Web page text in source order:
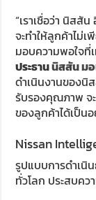
“เราเชื่อว่า นิสสั
จะทำให้ลูกค้าไม่
มอบความพอใจที่
ประธานนิสสัน มอ
ดำเนินงานของนิ
รับรองคุณภาพ จ
ของลูกค้าได้เป็น
Nissan
รูปแบบการดำเนิ
ทั่วโลก ประสบคว